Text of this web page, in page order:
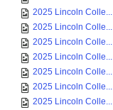
2025 Lincoln Colle...
2025 Lincoln Colle...
2025 Lincoln Colle...
2025 Lincoln Colle...
2025 Lincoln Colle...
2025 Lincoln Colle...
2025 Lincoln Colle...